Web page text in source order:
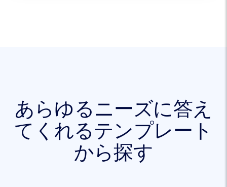
あらゆるニーズに答え
てくれるテンプレート
から探す